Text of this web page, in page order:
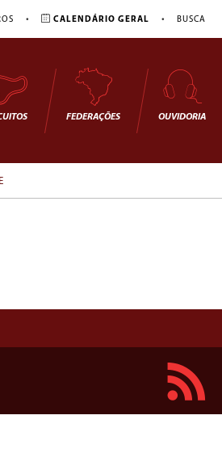
• CALENDÁRIO GERAL • BUSCA
FEDERAÇÕES OUVIDORIA